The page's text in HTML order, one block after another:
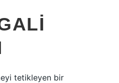
tetikleyen bir